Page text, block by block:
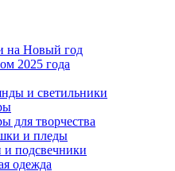
на Новый год
2025 года
и светильники
для творчества
и пледы
и подсвечники
одежда